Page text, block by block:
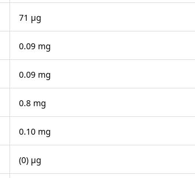
71 μg
0.09 mg
0.09 mg
0.8 mg
0.10 mg
(0) μg